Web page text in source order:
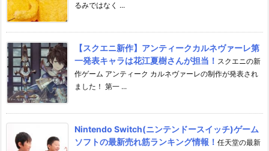
るみではなく ...
【スクエニ新作】アンティークカルネヴァーレ第
一発表キャラは花江夏樹さんが担当！ スクエニの新
作ゲーム アンティーク カルネヴァーレの制作が発表され
ました！ 第一 ...
Nintendo Switch(ニンテンドースイッチ)ゲーム
ソフトの最新売れ筋ランキング情報！ 任天堂の最新